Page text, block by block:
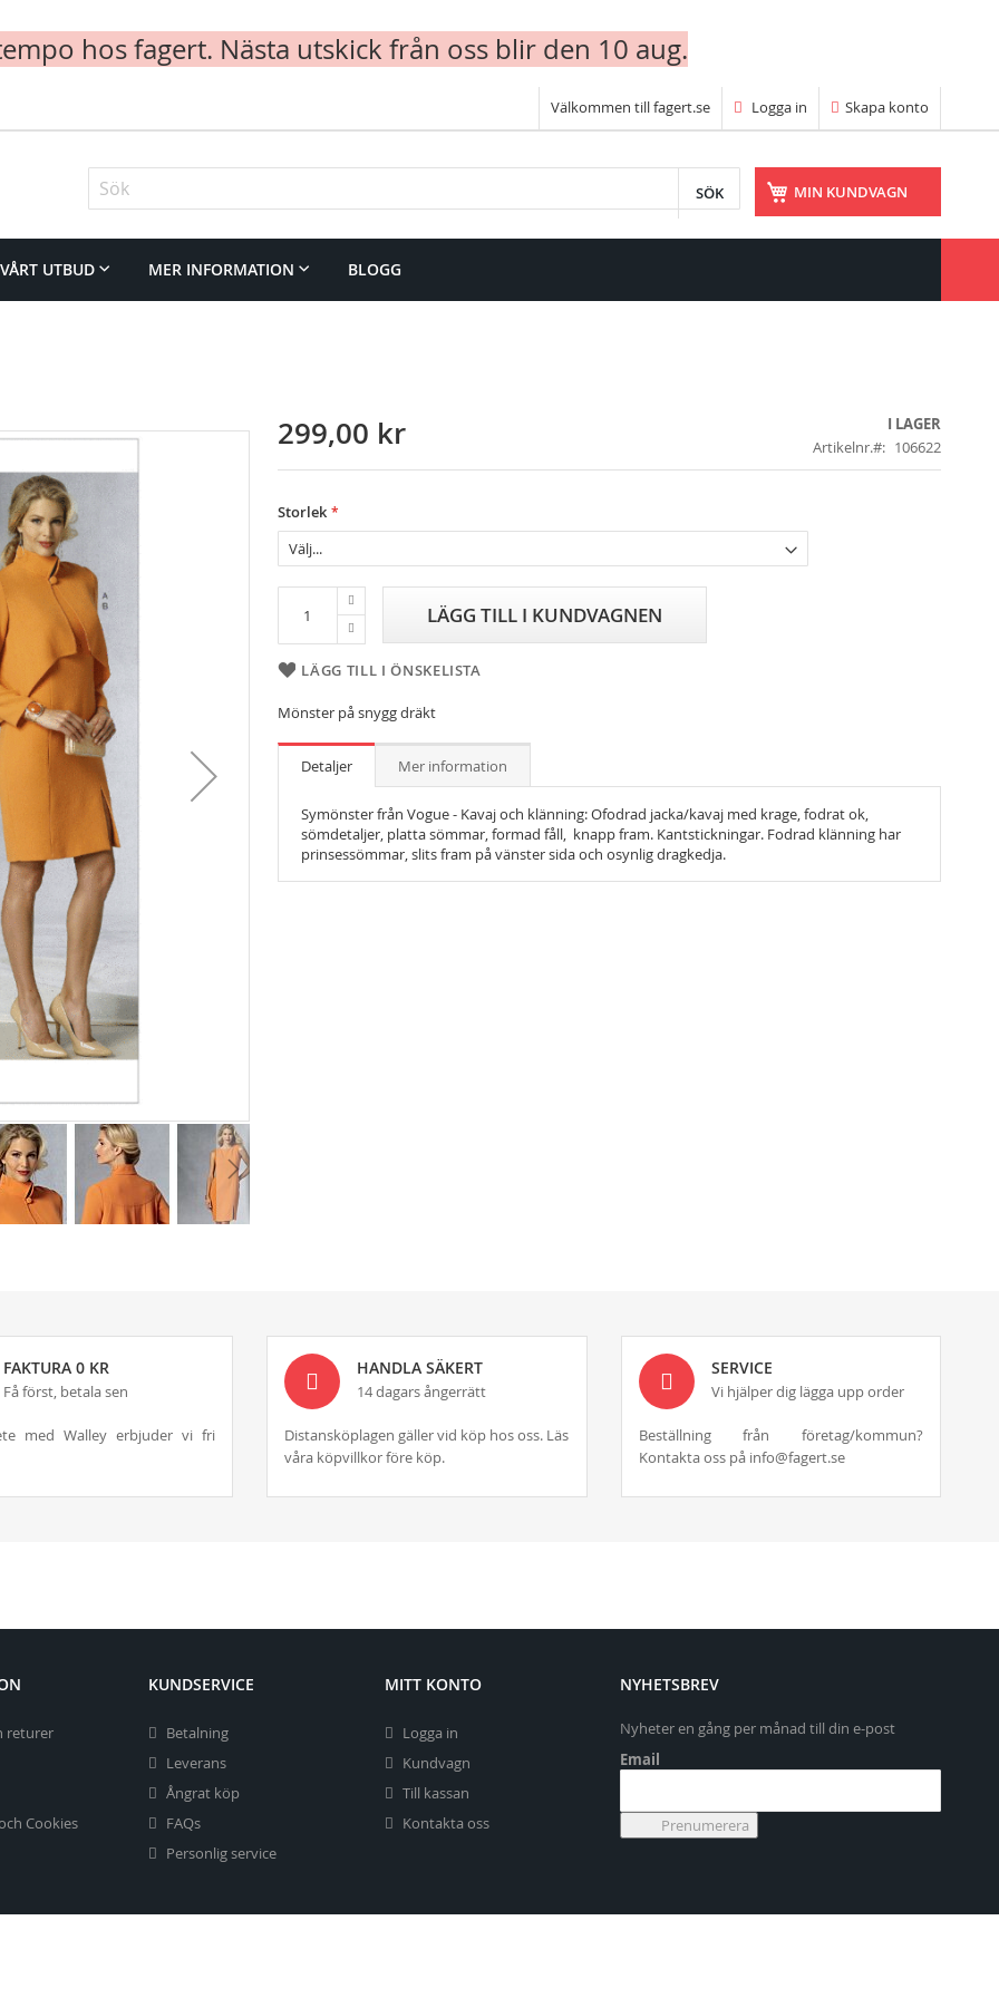
hos fagert. Nästa utskick från oss blir den 10 aug.
Välkommen till fagert.se Logga in Skapa konto
MIN KUNDVAGN
Sök
VÅRT UTBUD MER INFORMATION BLOGG
299,00 kr
I LAGER
Artikelnr.
106622
Storlek
LÄGG TILL I KUNDVAGNEN
LÄGG TILL I ÖNSKELISTA
Mönster på snygg dräkt
Detaljer
Symönster från Vogue - Kavaj och klänning: Ofodrad jacka/kavaj med krage, fodrat ok,
sömdetaljer, platta sömmar, formad fåll, knapp fram. Kantstickningar. Fodrad klänning har
prinsessömmar, slits fram på vänster sida och osynlig dragkedja.
Mer information
FAKTURA 0 KR
Få först, betala sen
med Walley erbjuder vi fri
HANDLA SÄKERT
14 dagars ångerrätt
Distansköplagen gäller vid köp hos oss. Läs
våra köpvillkor före köp.
SERVICE
Vi hjälper dig lägga upp order
Beställning från företag/kommun?
Kontakta oss på info@fagert.se
returer
Cookies
KUNDSERVICE
Betalning
Leverans
Ångrat köp
FAQs
Personlig service
MITT KONTO
Logga in
Kundvagn
Till kassan
Kontakta oss
NYHETSBREV
Nyheter en gång per månad till din e-post
Email